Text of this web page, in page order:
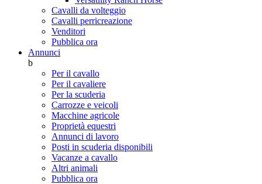
Cavalli da volteggio
Cavalli perricreazione
Venditori
Pubblica ora
Annunci
b
Per il cavallo
Per il cavaliere
Per la scuderia
Carrozze e veicoli
Macchine agricole
Proprietà equestri
Annunci di lavoro
Posti in scuderia disponibili
Vacanze a cavallo
Altri animali
Pubblica ora